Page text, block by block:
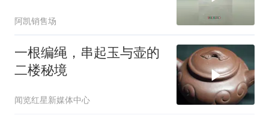
阿凯销售场
一根编绳，串起玉与壶的
二楼秘境
闻览红星新媒体中心